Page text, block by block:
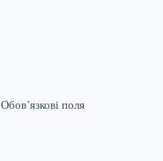
Обов’язкові поля